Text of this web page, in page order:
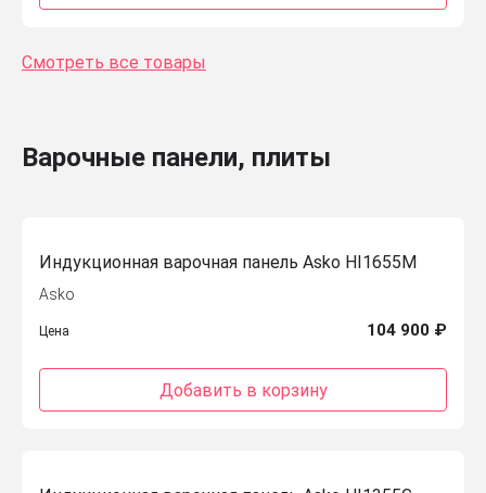
Смотреть все товары
Варочные панели, плиты
Индукционная варочная панель Asko HI1655M
Asko
Цена 104 900 ₽
Добавить в корзину